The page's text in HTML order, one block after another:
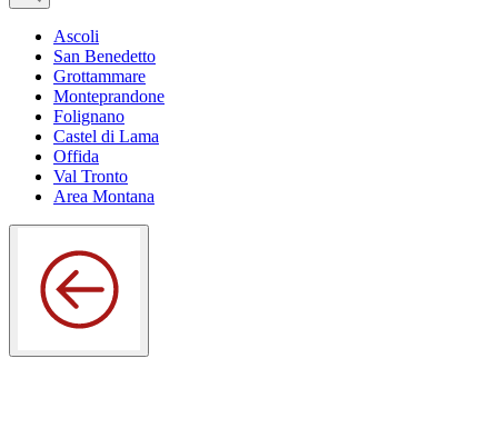
Ascoli
San Benedetto
Grottammare
Monteprandone
Folignano
Castel di Lama
Offida
Val Tronto
Area Montana